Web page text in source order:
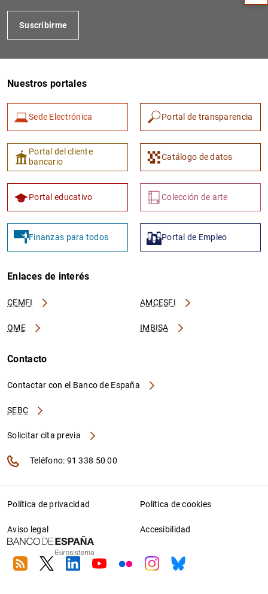
1 2
Suscribirme
Nuestros portales
Sede Electrónica Portal de transparencia
Portal del cliente
bancario
Catálogo de datos
Portal educativo Colección de arte
Finanzas para todos Portal de Empleo
Enlaces de interés
CEMFI AMCESFI
OME IMBISA
Contacto
Contactar con el Banco de España
SEBC
Solicitar cita previa
Teléfono: 91 338 50 00
Política de privacidad Política de cookies
Aviso legal Accesibilidad
RSS TwitterLinkedin
YoutubeFlickrInstagram
Bluesky